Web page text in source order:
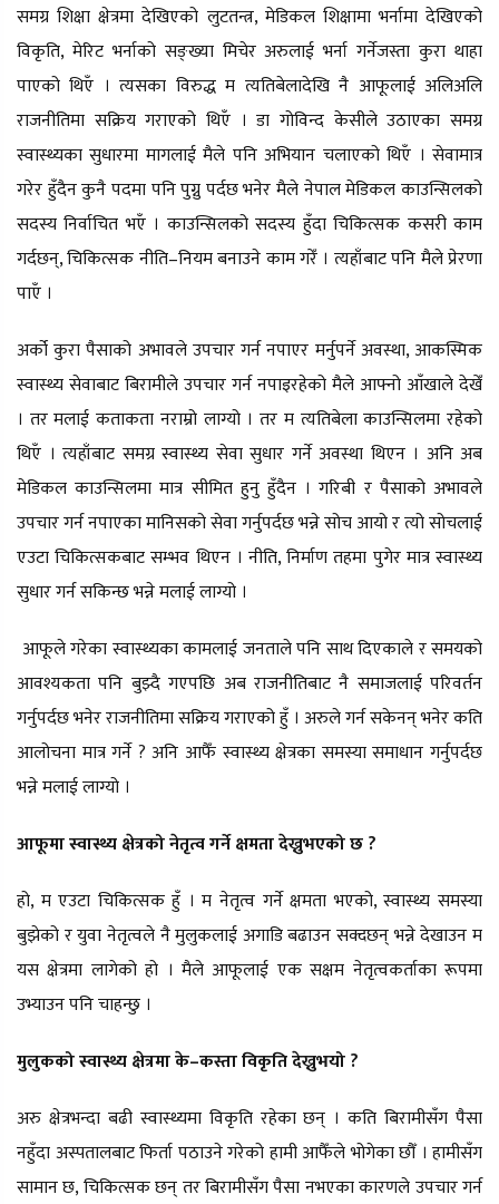
समग्र शिक्षा क्षेत्रमा देखिएको लुटतन्त्र, मेडिकल शिक्षामा भर्नामा देखिएको
विकृति, मेरिट भर्नाको सङ्ख्या मिचेर अरुलाई भर्ना गर्नेजस्ता कुरा थाहा
पाएको थिएँ । त्यसका विरुद्ध म त्यतिबेलादेखि नै आफूलाई अलिअलि
राजनीतिमा सक्रिय गराएको थिएँ । डा गोविन्द केसीले उठाएका समग्र
स्वास्थ्यका सुधारमा मागलाई मैले पनि अभियान चलाएको थिएँ । सेवामात्र
गरेर हुँदैन कुनै पदमा पनि पुग्नु पर्दछ भनेर मैले नेपाल मेडिकल काउन्सिलको
सदस्य निर्वाचित भएँ । काउन्सिलको सदस्य हुँदा चिकित्सक कसरी काम
गर्दछन्, चिकित्सक नीति–नियम बनाउने काम गरेँ । त्यहाँबाट पनि मैले प्रेरणा
पाएँ ।
अर्को कुरा पैसाको अभावले उपचार गर्न नपाएर मर्नुपर्ने अवस्था, आकस्मिक
स्वास्थ्य सेवाबाट बिरामीले उपचार गर्न नपाइरहेको मैले आफ्नो आँखाले देखेँ
। तर मलाई कताकता नराम्रो लाग्यो । तर म त्यतिबेला काउन्सिलमा रहेको
थिएँ । त्यहाँबाट समग्र स्वास्थ्य सेवा सुधार गर्ने अवस्था थिएन । अनि अब
मेडिकल काउन्सिलमा मात्र सीमित हुनु हुँदैन । गरिबी र पैसाको अभावले
उपचार गर्न नपाएका मानिसको सेवा गर्नुपर्दछ भन्ने सोच आयो र त्यो सोचलाई
एउटा चिकित्सकबाट सम्भव थिएन । नीति, निर्माण तहमा पुगेर मात्र स्वास्थ्य
सुधार गर्न सकिन्छ भन्ने मलाई लाग्यो ।
आफूले गरेका स्वास्थ्यका कामलाई जनताले पनि साथ दिएकाले र समयको
आवश्यकता पनि बुझ्दै गएपछि अब राजनीतिबाट नै समाजलाई परिवर्तन
गर्नुपर्दछ भनेर राजनीतिमा सक्रिय गराएको हुँ । अरुले गर्न सकेनन् भनेर कति
आलोचना मात्र गर्ने ? अनि आफैँ स्वास्थ्य क्षेत्रका समस्या समाधान गर्नुपर्दछ
भन्ने मलाई लाग्यो ।
आफूमा स्वास्थ्य क्षेत्रको नेतृत्व गर्ने क्षमता देख्नुभएको छ ?
हो, म एउटा चिकित्सक हुँ । म नेतृत्व गर्ने क्षमता भएको, स्वास्थ्य समस्या
बुझेको र युवा नेतृत्वले नै मुलुकलाई अगाडि बढाउन सक्दछन् भन्ने देखाउन म
यस क्षेत्रमा लागेको हो । मैले आफूलाई एक सक्षम नेतृत्वकर्ताका रूपमा
उभ्याउन पनि चाहन्छु ।
मुलुकको स्वास्थ्य क्षेत्रमा के–कस्ता विकृति देख्नुभयो ?
अरु क्षेत्रभन्दा बढी स्वास्थ्यमा विकृति रहेका छन् । कति बिरामीसँग पैसा
नहुँदा अस्पतालबाट फिर्ता पठाउने गरेको हामी आफैँले भोगेका छौँ । हामीसँग
सामान छ, चिकित्सक छन् तर बिरामीसँग पैसा नभएका कारणले उपचार गर्न